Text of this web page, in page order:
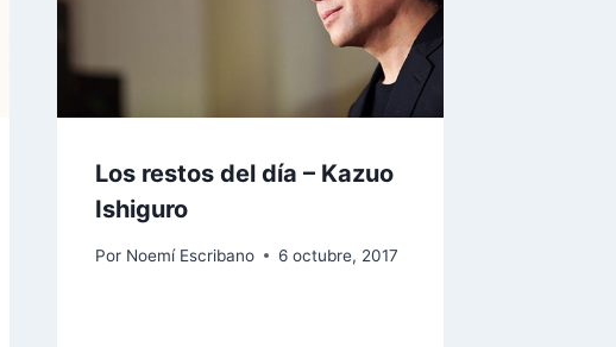
Los restos del día – Kazuo
Ishiguro
Por Noemí Escribano 6 octubre, 2017